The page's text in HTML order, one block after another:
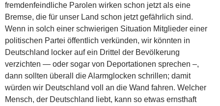
fremdenfeindliche Parolen wirken schon jetzt als eine
Bremse, die für unser Land schon jetzt gefährlich sind.
Wenn in solch einer schwierigen Situation Mitglieder einer
politischen Partei öffentlich verkünden, wir könnten in
Deutschland locker auf ein Drittel der Bevölkerung
verzichten — oder sogar von Deportationen sprechen –,
dann sollten überall die Alarmglocken schrillen; damit
würden wir Deutschland voll an die Wand fahren. Welcher
Mensch, der Deutschland liebt, kann so etwas ernsthaft